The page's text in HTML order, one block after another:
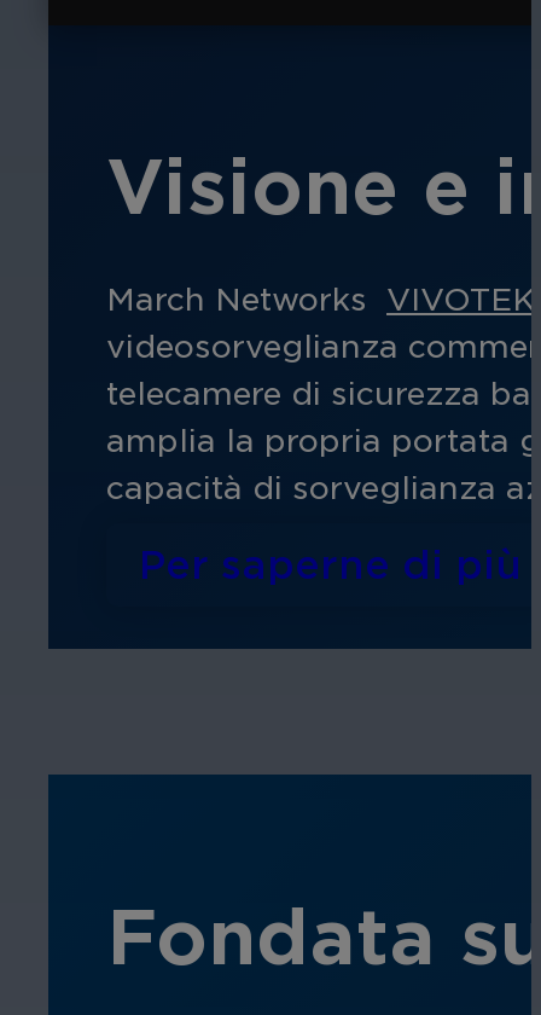
Visione e
March Networks VIVOTEK
videosorveglianza
telecamere di sicurezza
amplia la propria portata
capacità di sorveglianza
Per saperne di più
Fondata